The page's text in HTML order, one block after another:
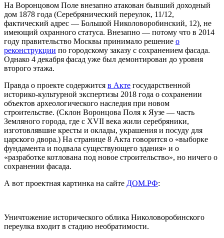
На Воронцовом Поле внезапно атакован бывший доходный
дом 1878 года (Серебрянический переулок, 11/12,
фактический адрес — Большой Николоворобинский, 12), не
имеющий охранного статуса. Внезапно — потому что в 2014
году правительство Москвы принимало решение о
реконструкции по городскому заказу с сохранением фасада.
Однако 4 декабря фасад уже был демонтирован до уровня
второго этажа.
Правда о проекте содержится в Акте государственной
историко-культурной экспертизы 2018 года о сохранении
объектов археологического наследия при новом
строительстве. (Склон Воронцова Поля к Яузе — часть
Земляного города, где с XVII века жили серебряники,
изготовлявшие кресты и оклады, украшения и посуду для
царского двора.) На странице 8 Акта говорится о «выборке
фундамента и подвала существующего здания» и о
«разработке котлована под новое строительство», но ничего о
сохранении фасада.
А вот проектная картинка на сайте ДОМ.РФ:
Уничтожение исторического облика Николоворобинского
переулка входит в стадию необратимости.